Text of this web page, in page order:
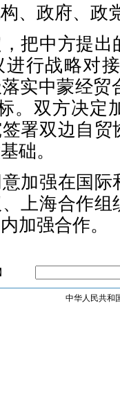
、政府、政
中方提出
进行战略对
实中蒙经贸
。双方决定
署双边自
础。
强在国际
上海合作
加强合作。
中华人民共和